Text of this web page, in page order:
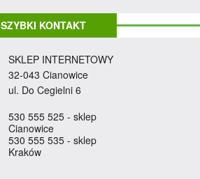
SZYBKI KONTAKT
SKLEP INTERNETOWY
32-043 Cianowice
ul. Do Cegielni 6
530 555 525 - sklep
Cianowice
530 555 535 - sklep
Kraków